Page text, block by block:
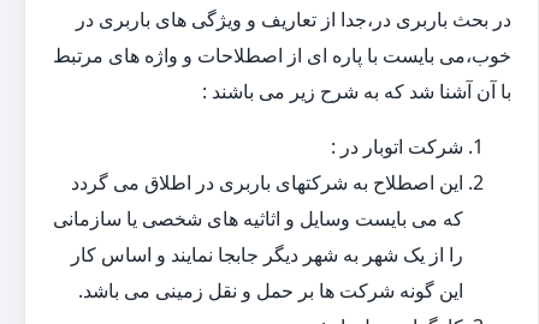
در بحث باربری در،جدا از تعاریف و ویژگی های باربری در
خوب،می بایست با پاره ای از اصطلاحات و واژه های مرتبط
با آن آشنا شد که به شرح زیر می باشند :
شرکت اتوبار در :
این اصطلاح به شرکتهای باربری در اطلاق می گردد
که می بایست وسایل و اثاثیه های شخصی یا سازمانی
را از یک شهر به شهر دیگر جابجا نمایند و اساس کار
این گونه شرکت ها بر حمل و نقل زمینی می باشد.